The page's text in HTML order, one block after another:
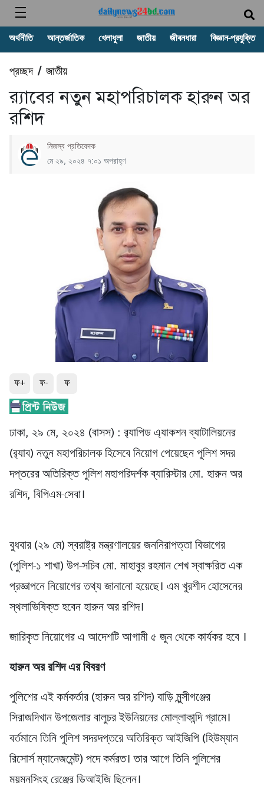
অর্থনীতি আন্তর্জাতিক খেলাধুলা জাতীয় জীবনধারা বিজ্ঞান-প্রযুক্তি
প্রচ্ছদ/ জাতীয়
র‍্যাবের নতুন মহাপরিচালক হারুন অর
রশিদ
নিজস্ব প্রতিবেদক
মে ২৯, ২০২৪ ৭:০১ অপরাহ্ণ
ফ+ ফ- ফ
ঢাকা, ২৯ মে, ২০২৪ (বাসস) : র‍্যাপিড এ্যাকশন ব্যাটালিয়নের
(র‍্যাব) নতুন মহাপরিচালক হিসেবে নিয়োগ পেয়েছেন পুলিশ সদর
দপ্তরের অতিরিক্ত পুলিশ মহাপরিদর্শক ব্যারিস্টার মো. হারুন অর
রশিদ, বিপিএম-সেবা।
বুধবার (২৯ মে) স্বরাষ্ট্র মন্ত্রণালয়ের জননিরাপত্তা বিভাগের
(পুলিশ-১ শাখা) উপ-সচিব মো. মাহাবুর রহমান শেখ স্বাক্ষরিত এক
প্রজ্ঞাপনে নিয়োগের তথ্য জানানো হয়েছে। এম খুরশীদ হোসেনের
স্থলাভিষিক্ত হবেন হারুন অর রশিদ।
জারিকৃত নিয়োগের এ আদেশটি আগামী ৫ জুন থেকে কার্যকর হবে ।
হারুন অর রশিদ এর বিবরণ
পুলিশের এই কর্মকর্তার (হারুন অর রশিদ) বাড়ি মুন্সীগঞ্জের
সিরাজদিখান উপজেলার বালুচর ইউনিয়নের মোল্লাকান্দি গ্রামে।
বর্তমানে তিনি পুলিশ সদরদপ্তরে অতিরিক্ত আইজিপি (হিউম্যান
রিসোর্স ম্যানেজমেন্ট) পদে কর্মরত। তার আগে তিনি পুলিশের
ময়মনসিংহ রেঞ্জের ডিআইজি ছিলেন।